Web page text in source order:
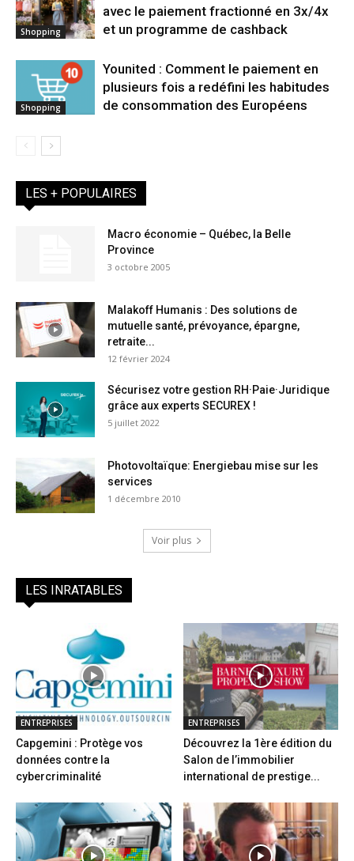
Shopping
avec le paiement fractionné en 3x/4x
et un programme de cashback
Shopping
Younited : Comment le paiement en
plusieurs fois a redéfini les habitudes
de consommation des Européens
LES + POPULAIRES
Macro économie – Québec, la Belle
Province
3 octobre 2005
Malakoff Humanis : Des solutions de
mutuelle santé, prévoyance, épargne,
retraite...
12 février 2024
Sécurisez votre gestion RH·Paie·Juridique
grâce aux experts SECUREX !
5 juillet 2022
Photovoltaïque: Energiebau mise sur les
services
1 décembre 2010
Voir plus
LES INRATABLES
ENTREPRISES
Capgemini : Protège vos
données contre la
cybercriminalité
ENTREPRISES
Découvrez la 1ère édition du
Salon de l’immobilier
international de prestige...